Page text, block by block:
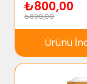
₺800,00
₺890,00
Ürünü